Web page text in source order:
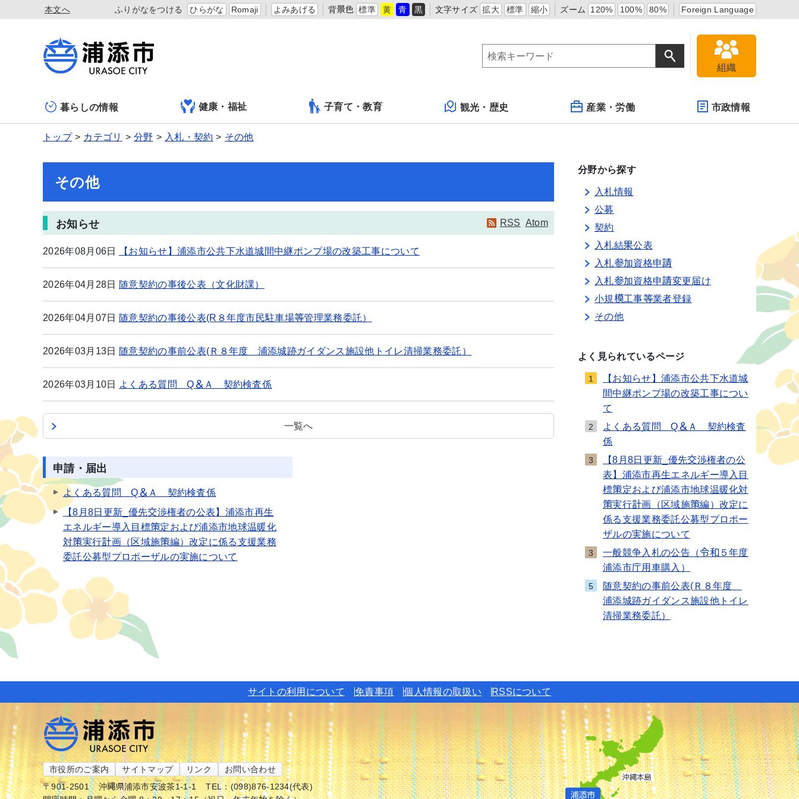
本文へ ふりがなをつける ひらがな Romaji よみあげる 背景色 標準 黄 青 黒 文字サイズ 拡大 標準 縮小 ズーム 120% 100% 80% Foreign Language
組織
暮らしの情報 健康・福祉 子育て・教育 観光・歴史 産業・労働 市政情報
トップ カテゴリ 分野 入札・契約 その他
その他
お知らせ RSS Atom
2026年08月06日 【お知らせ】浦添市公共下水道城間中継ポンプ場の改築工事について
2026年04月28日 随意契約の事後公表（文化財課）
2026年04月07日 随意契約の事後公表(R８年度市民駐車場等管理業務委託）
2026年03月13日 随意契約の事前公表(Ｒ８年度 浦添城跡ガイダンス施設他トイレ清掃業務委託）
2026年03月10日 よくある質問 Q＆Ａ 契約検査係
一覧へ
申請・届出
よくある質問 Q＆Ａ 契約検査係
【8月8日更新_優先交渉権者の公表】浦添市再生
エネルギー導入目標策定および浦添市地球温暖化
対策実行計画（区域施策編）改定に係る支援業務
委託公募型プロポーザルの実施について
分野から探す
入札情報
公募
契約
入札結果公表
入札参加資格申請
入札参加資格申請変更届け
小規模工事等業者登録
その他
よく見られているページ
1
【お知らせ】浦添市公共下水道城
間中継ポンプ場の改築工事につい
て
2
よくある質問 Q＆Ａ 契約検査
係
3
【8月8日更新_優先交渉権者の公
表】浦添市再生エネルギー導入目
標策定および浦添市地球温暖化対
策実行計画（区域施策編）改定に
係る支援業務委託公募型プロポー
ザルの実施について
3
一般競争入札の公告（令和５年度
浦添市庁用車購入）
5
随意契約の事前公表(Ｒ８年度
浦添城跡ガイダンス施設他トイレ
清掃業務委託）
サイトの利用について 免責事項 個人情報の取扱い RSSについて
市役所のご案内 サイトマップ リンク
お問い合わせ
〒901-2501
沖縄県浦添市安波茶1-1-1
TEL：(098)876-1234(代表)